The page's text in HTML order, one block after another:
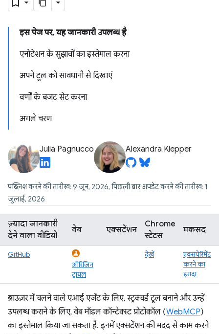
इस पेज पर, यह जानकारी उपलब्ध है
एनोटेशन के सुझावों का इस्तेमाल करना
अपने टूल को सावधानी से दिखाएं
वर्णों के बजट सेट करना
अगले चरण
Julia Pagnucco Alexandra Klepper
पब्लिश करने की तारीख: 9 जून, 2026, पिछली बार अपडेट करने की तारीख: 1
जुलाई, 2026
ज़्यादा जानकारी
देने वाला वीडियो
वेब एक्सटेंशन
Chrome
स्टेटस
मकसद
GitHub
ऑरिजिन
ट्रायल
देखें
एक्सपेरिमेंट
करने का
इरादा
ब्राउज़र में चलने वाले एआई एजेंट के लिए, स्ट्रक्चर्ड टूल बनाने और उन्हें
उपलब्ध कराने के लिए, वेब मॉडल कॉन्टेक्स्ट प्रोटोकॉल (WebMCP)
का इस्तेमाल किया जा सकता है. इनमें एक्सटेंशन की मदद से काम करने